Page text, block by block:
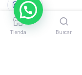
Tienda Buscar